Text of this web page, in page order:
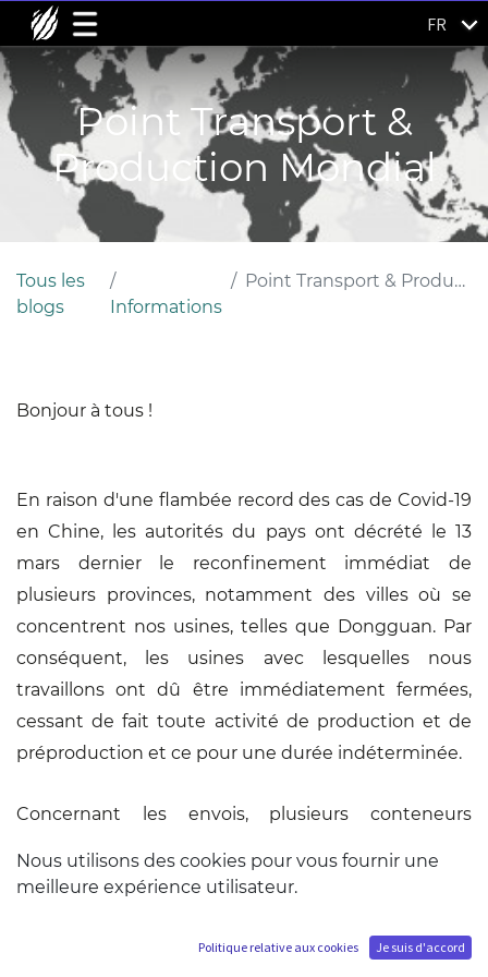
FR
Point Transport &
Production Mondial
Tous les
blogs
Informations
Point Transport & Production Mondial
Bonjour à tous !
En raison d'une flambée record des cas de Covid-19
en Chine, les autorités du pays ont décrété le 13
mars dernier le reconfinement immédiat de
plusieurs provinces, notamment des villes où se
concentrent nos usines, telles que Dongguan. Par
conséquent, les usines avec lesquelles nous
travaillons ont dû être immédiatement fermées,
cessant de fait toute activité de production et de
préproduction et ce pour une durée indéterminée.
Concernant les envois, plusieurs conteneurs
et Sasuke sont actuellement en mer en direction
conteneurs en attente de départ dans les ports et
Nous utilisons des cookies pour vous fournir une
meilleure expérience utilisateur.
Politique relative aux cookies Je suis d'accord